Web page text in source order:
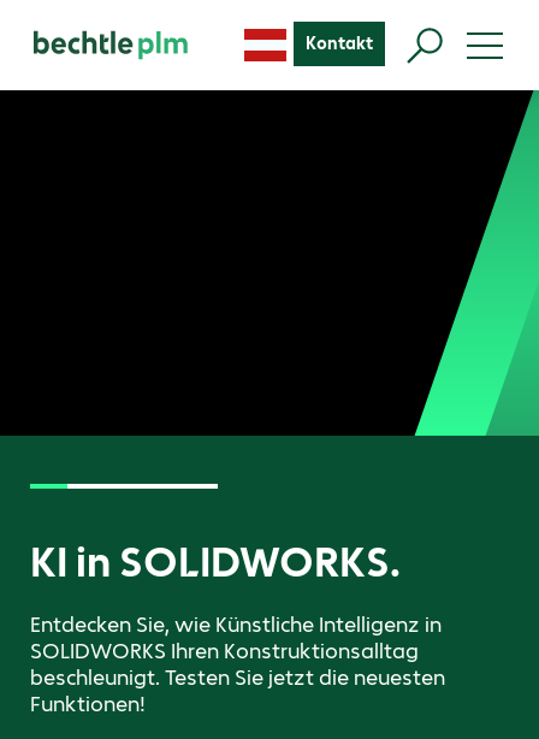
Kontakt
KI in SOLIDWORKS.
Entdecken Sie, wie Künstliche Intelligenz in
SOLIDWORKS Ihren Konstruktionsalltag
beschleunigt. Testen Sie jetzt die neuesten
Funktionen!